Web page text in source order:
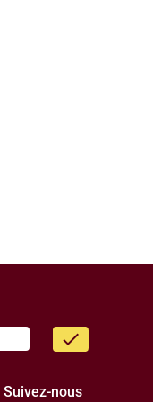
done
Suivez-nous